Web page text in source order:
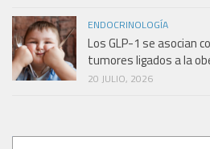
ENDOCRINOLOGÍA
Los GLP-1 se asocian
tumores ligados a la
20 JULIO, 2026